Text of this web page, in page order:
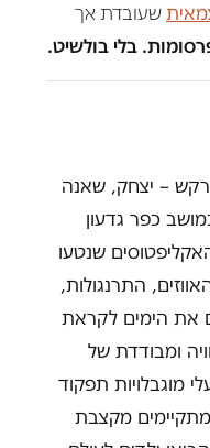
שעובדת אך
בלי בולשיט.
– יצחק, שאנה
כפר גדעון
שנטעו
התרנגולות,
את הימים לקראת
ומבודדת של
בעלי מוגבלויות תפקוד
מקצבת